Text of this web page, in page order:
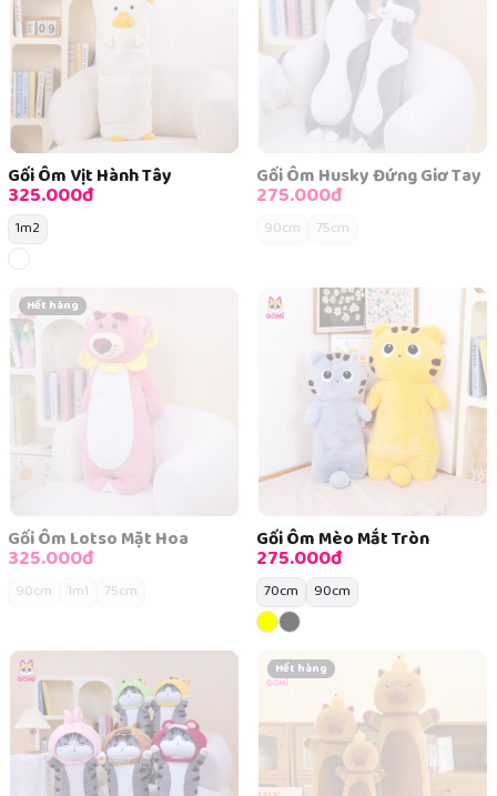
Gối Ôm Vịt Hành Tây
325.000đ
1m2
Gối Ôm Husky Đứng Giơ Tay
275.000đ
90cm 75cm
Hết hàng
Gối Ôm Lotso Mặt Hoa
325.000đ
90cm 1m1 75cm
Gối Ôm Mèo Mắt Tròn
275.000đ
70cm 90cm
Hết hàng